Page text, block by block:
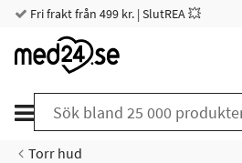
Fri frakt från 499 kr. | SlutREA 💥
Torr hud